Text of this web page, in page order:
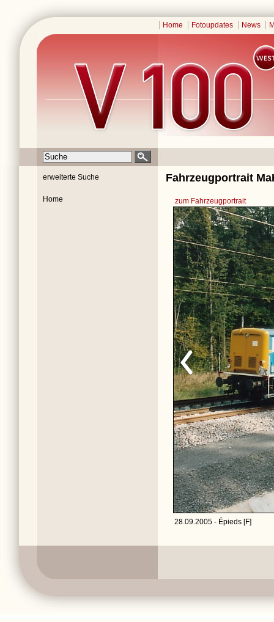
Home Fotoupdates News
erweiterte Suche
Home
Fahrzeugportrait
zum Fahrzeugportrait
28.09.2005 - Épieds [F]